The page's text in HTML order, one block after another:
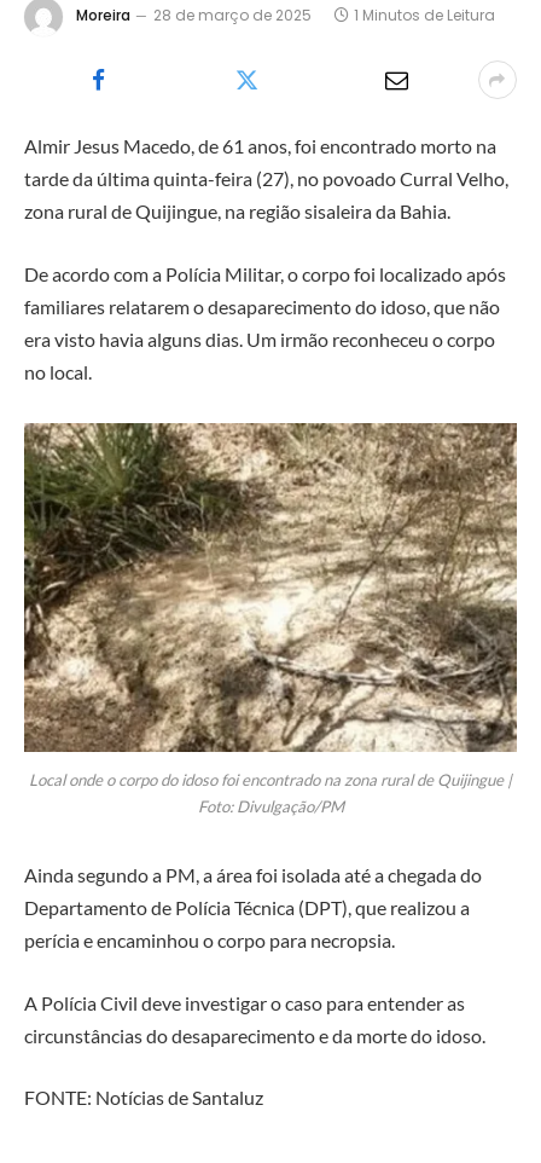
Moreira 28 de março de 2025 1 Minutos de Leitura
Almir Jesus Macedo, de 61 anos, foi encontrado morto na
tarde da última quinta-feira (27), no povoado Curral Velho,
zona rural de Quijingue, na região sisaleira da Bahia.
De acordo com a Polícia Militar, o corpo foi localizado após
familiares relatarem o desaparecimento do idoso, que não
era visto havia alguns dias. Um irmão reconheceu o corpo
no local.
Local onde o corpo do idoso foi encontrado na zona rural de Quijingue |
Foto: Divulgação/PM
Ainda segundo a PM, a área foi isolada até a chegada do
Departamento de Polícia Técnica (DPT), que realizou a
perícia e encaminhou o corpo para necropsia.
A Polícia Civil deve investigar o caso para entender as
circunstâncias do desaparecimento e da morte do idoso.
FONTE: Notícias de Santaluz